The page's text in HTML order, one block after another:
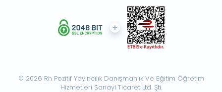
© 2026 Rh Pozitif Yayıncılık Danışmanlık Ve Eğitim Öğretim
Hizmetleri Sanayi Ticaret Ltd. Şti.